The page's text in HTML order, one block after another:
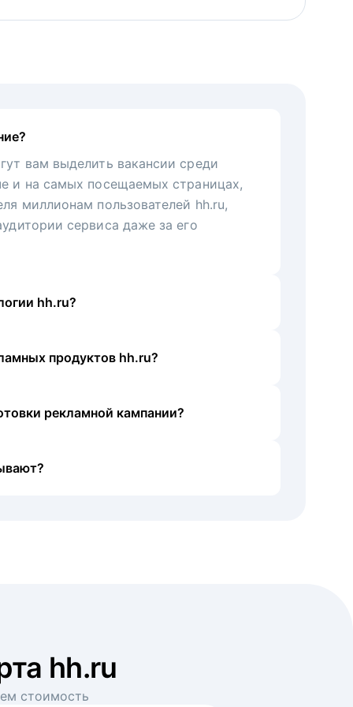
вам выделить вакансии среди
и на самых посещаемых страницах,
миллионам пользователей hh.ru,
сервиса даже за его
hh.ru?
продуктов hh.ru?
рекламной кампании?
hh.ru
стоимость